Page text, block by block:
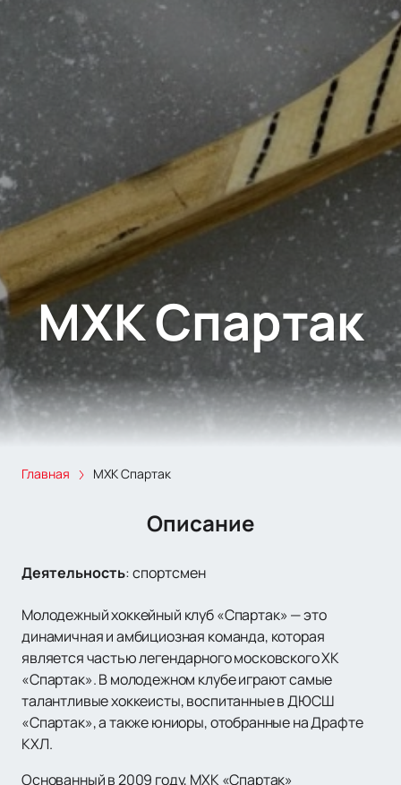
МХК Спартак
Главная МХК Спартак
Описание
Деятельность:спортсмен
Молодежный хоккейный клуб «Спартак» — это
динамичная и амбициозная команда, которая
является частью легендарного московского ХК
«Спартак». В молодежном клубе играют самые
талантливые хоккеисты, воспитанные в ДЮСШ
«Спартак», а также юниоры, отобранные на Драфте
КХЛ.
Основанный в 2009 году, МХК «Спартак»